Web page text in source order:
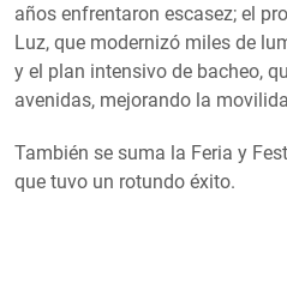
años enfrentaron escasez; el
Luz, que modernizó miles de
y el plan intensivo de bacheo,
avenidas, mejorando la
También se suma la Feria y
que tuvo un rotundo éxito.